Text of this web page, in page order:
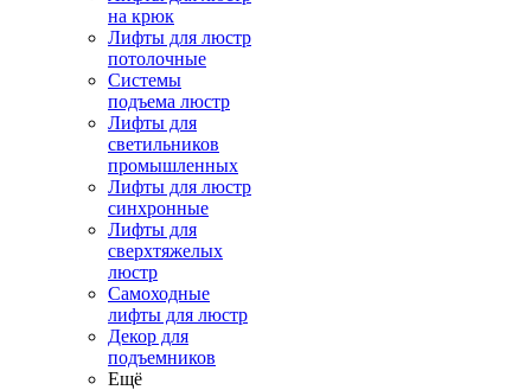
на крюк
Лифты для люстр
потолочные
Системы
подъема люстр
Лифты для
светильников
промышленных
Лифты для люстр
синхронные
Лифты для
сверхтяжелых
люстр
Самоходные
лифты для люстр
Декор для
подъемников
Ещё